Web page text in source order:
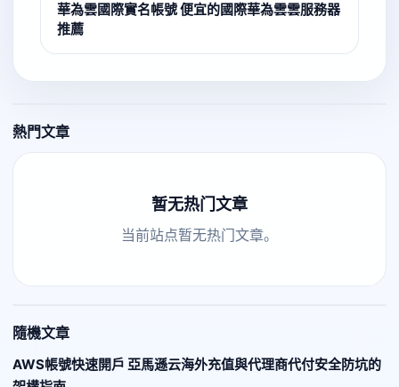
華為雲國際實名帳號 便宜的國際華為雲雲服務器
推薦
熱門文章
暂无热门文章
当前站点暂无热门文章。
隨機文章
AWS帳號快速開戶 亞馬遜云海外充值與代理商代付安全防坑的